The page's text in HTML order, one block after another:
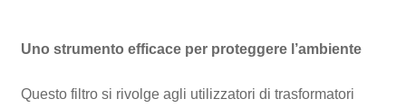
Uno strumento efficace per proteggere l’ambiente
Questo filtro si rivolge agli utilizzatori di trasformatori